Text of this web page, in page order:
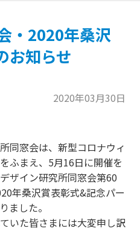
・2020年桑沢
お知らせ
2020年03月30日
同窓会は、新型コロナウィ
ふまえ、5月16日に開催を
ザイン研究所同窓会第60
年桑沢賞表彰式&記念パー
ました。
いた皆さまには大変申し訳